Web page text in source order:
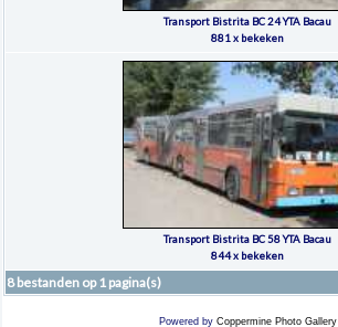
Transport Bistrita BC 24 YTA Bacau
881 x bekeken
Transport Bistrita BC 58 YTA Bacau
844 x bekeken
8 bestanden op 1 pagina(s)
Powered by Coppermine Photo Gallery